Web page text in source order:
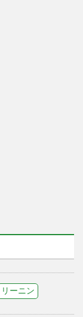
リーニン